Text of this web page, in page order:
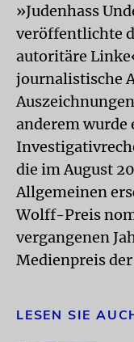
»Judenhass
veröffentlichte
autoritäre
journalistische
anderem wurde
die im August
Allgemeinen
Wolff-Preis
vergangenen
Medienpreis
LESEN SIE